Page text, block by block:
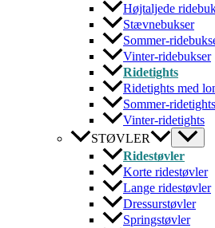
Højtaljede
Stævnebukser
Sommer-
Vinter-ridebukser
Ridetights
Ridetights med
Sommer-ridetights
Vinter-ridetights
STØVLER
Ridestøvler
Korte ridestøvler
Lange ridestøvler
Dressurstøvler
Springstøvler